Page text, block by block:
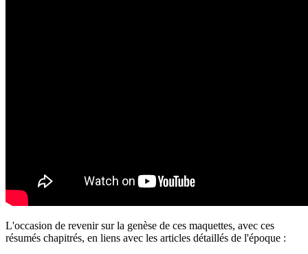
L'occasion de revenir sur la genèse de ces maquettes, avec ces
résumés chapitrés, en liens avec les articles détaillés de l'époque :